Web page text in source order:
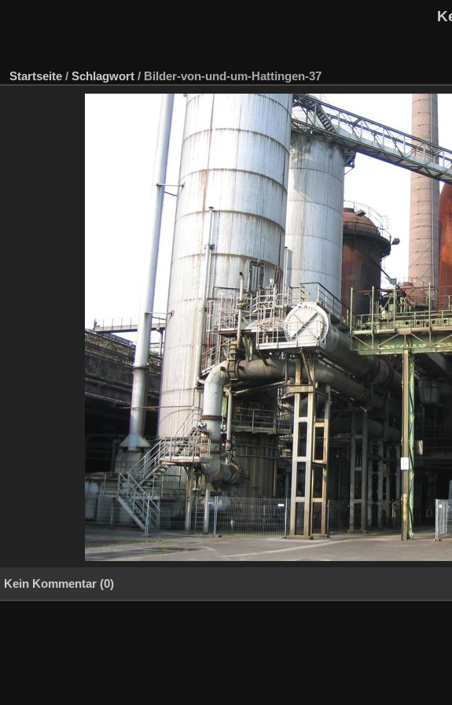
Startseite / Schlagwort / Bilder-von-und-um-Hattingen-37
Kein Kommentar (0)